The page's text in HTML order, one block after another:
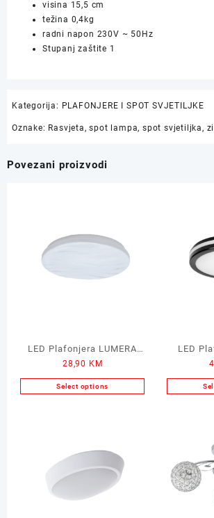
visina 15,5 cm
težina 0,4kg
radni napon 230V ~ 50Hz
Stupanj zaštite 1
Kategorija: PLAFONJERE I SPOT SVJETILJKE
Oznake: Rasvjeta ,spot lampa,spot svjetiljka ,
Povezani proizvodi
LED Plafonjera LUMERA
Estela 18W
28,90 KM
Select options
LED